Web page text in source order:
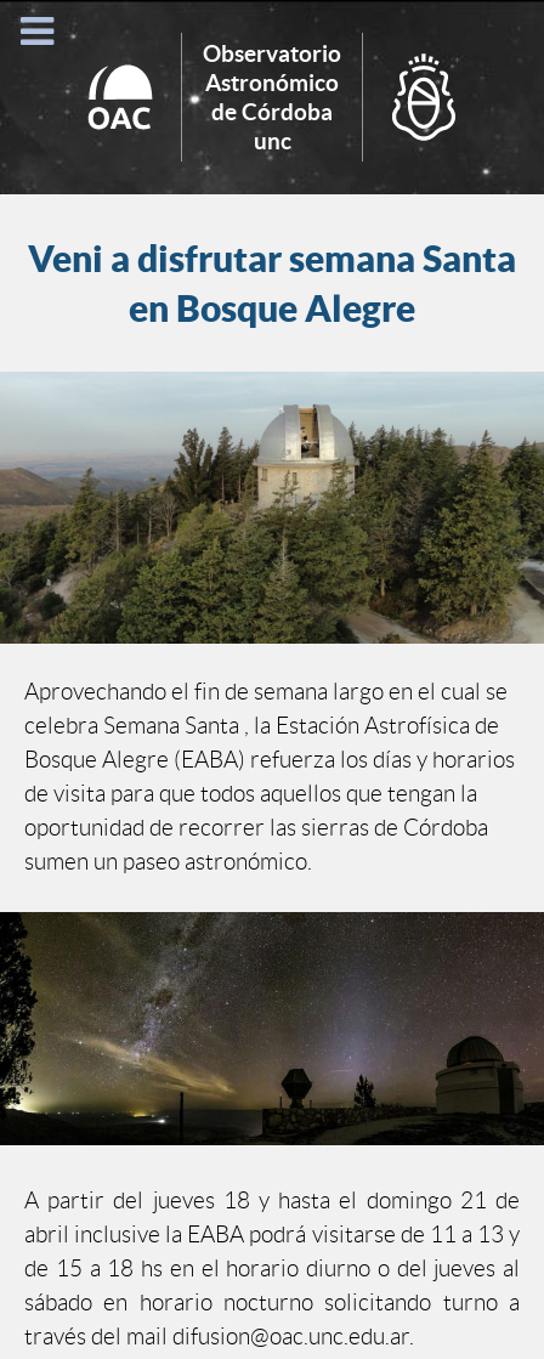
Observatorio
Astronómico
de Córdoba
unc
Search
for:
Veni a disfrutar semana Santa
en Bosque Alegre
Aprovechando el fin de semana largo en el cual se
celebra Semana Santa , la Estación Astrofísica de
Bosque Alegre (EABA) refuerza los días y horarios
de visita para que todos aquellos que tengan la
oportunidad de recorrer las sierras de Córdoba
sumen un paseo astronómico.
A partir del jueves 18 y hasta el domingo 21 de
abril inclusive la EABA podrá visitarse de 11 a 13 y
de 15 a 18 hs en el horario diurno o del jueves al
sábado en horario nocturno solicitando turno a
través del mail difusion@oac.unc.edu.ar.